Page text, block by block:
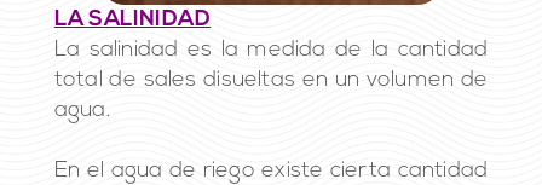
LA SALINIDAD
La salinidad es la medida de la cantidad
total de sales disueltas en un volumen de
agua.
En el agua de riego existe cierta cantidad